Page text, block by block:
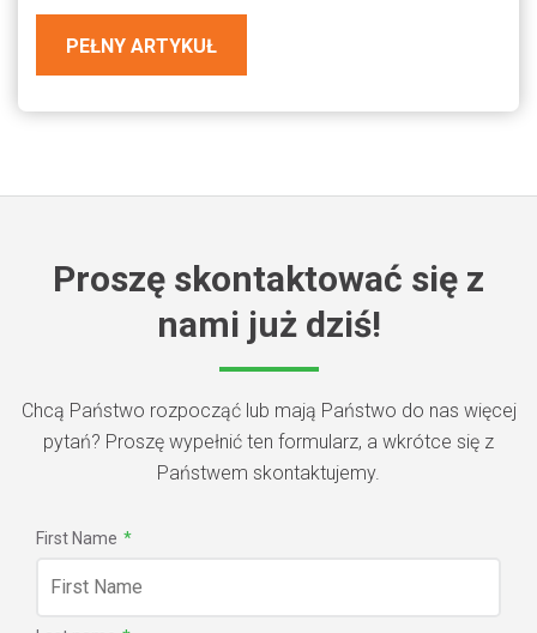
PEŁNY ARTYKUŁ
Proszę skontaktować się z
nami już dziś!
Chcą Państwo rozpocząć lub mają Państwo do nas więcej
pytań? Proszę wypełnić ten formularz, a wkrótce się z
Państwem skontaktujemy.
First Name *